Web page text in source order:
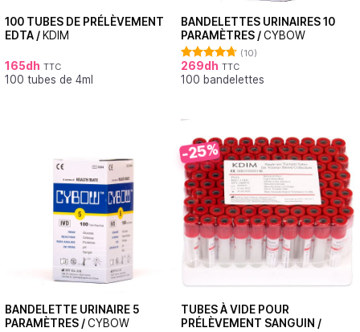
100 TUBES DE PRÉLÈVEMENT
EDTA /KDIM
165dh TTC
100 tubes de 4ml
BANDELETTES URINAIRES 10
PARAMÈTRES /CYBOW
Note4.70
sur 5
(10)
269dh TTC
100 bandelettes
BANDELETTE URINAIRE 5
PARAMÈTRES /CYBOW
-25%
TUBES À VIDE POUR
PRÉLÈVEMENT SANGUIN /